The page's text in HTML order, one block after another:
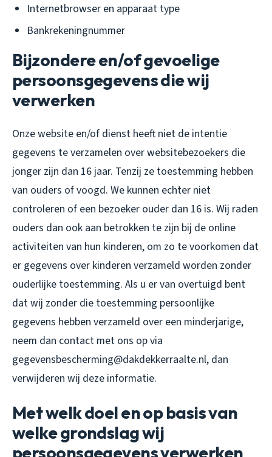
Internetbrowser en apparaat type
Bankrekeningnummer
Bijzondere en/of gevoelige
persoonsgegevens die wij
verwerken
Onze website en/of dienst heeft niet de intentie
gegevens te verzamelen over websitebezoekers die
jonger zijn dan 16 jaar. Tenzij ze toestemming hebben
van ouders of voogd. We kunnen echter niet
controleren of een bezoeker ouder dan 16 is. Wij raden
ouders dan ook aan betrokken te zijn bij de online
activiteiten van hun kinderen, om zo te voorkomen dat
er gegevens over kinderen verzameld worden zonder
ouderlijke toestemming. Als u er van overtuigd bent
dat wij zonder die toestemming persoonlijke
gegevens hebben verzameld over een minderjarige,
neem dan contact met ons op via
gegevensbescherming@dakdekkerraalte.nl, dan
verwijderen wij deze informatie.
Met welk doel en op basis van
welke grondslag wij
persoonsgegevens verwerken